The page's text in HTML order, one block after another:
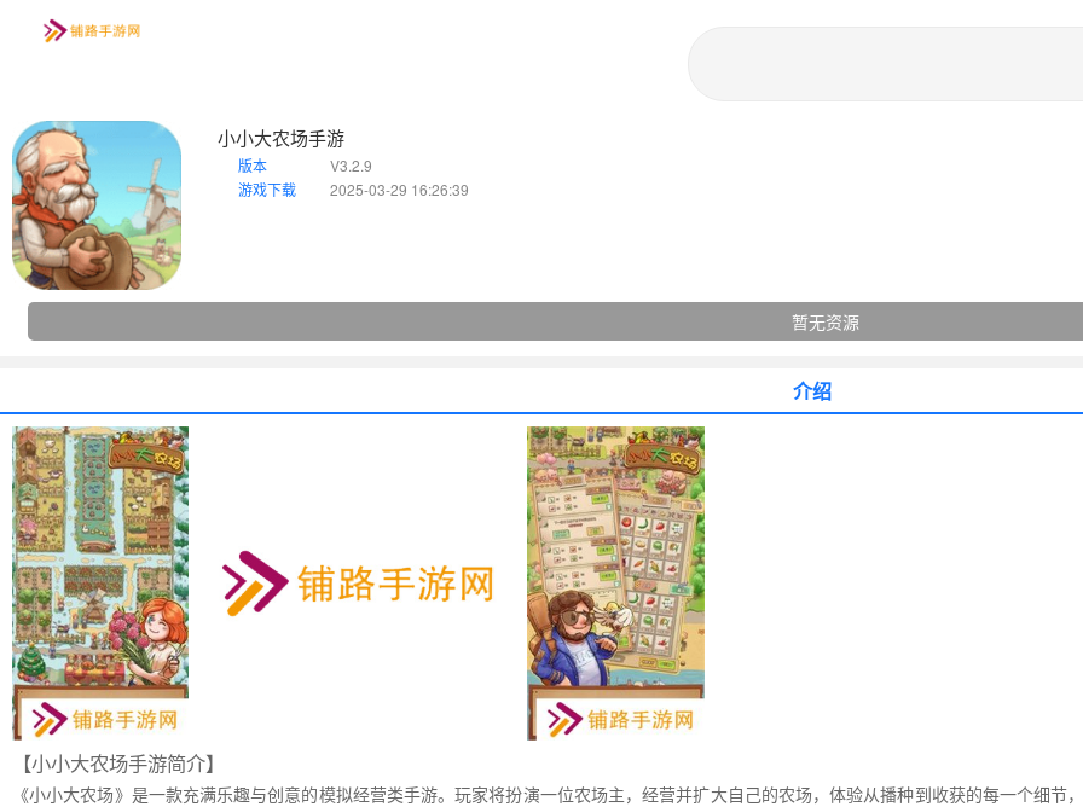
首页 手游 玩法
小小大农场手游
版本
V3.2.9
游戏下载
2025-03-29 16:26:39
暂无资源
介绍
【小小大农场手游简介】
《小小大农场》是一款充满乐趣与创意的模拟经营类手游。玩家将扮演一位农场主，经营并扩大自己的农场，体验从播种到收获的每一个细